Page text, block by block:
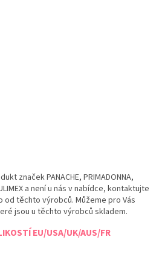
značek PANACHE, PRIMADONNA,
a není u nás v nabídce, kontaktujte
od těchto výrobců. Můžeme pro Vás
jsou u těchto výrobců skladem.
EU/USA/UK/AUS/FR